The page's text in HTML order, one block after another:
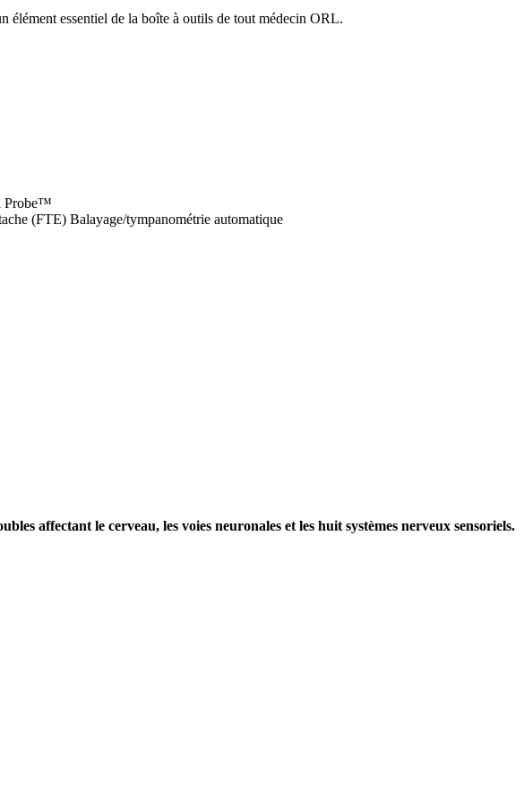
élément essentiel de la boîte à outils de tout médecin ORL.
Probe™
(FTE) Balayage/tympanométrie automatique
affectant le cerveau, les voies neuronales et les huit systèmes nerveux sensoriels.